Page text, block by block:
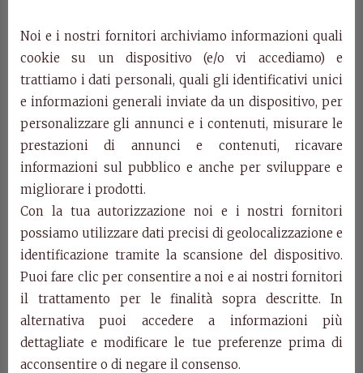
cm. w.289 d. 66 h. 247
Art. 5121/249
Wardrobe 2 sliding doors with mirrors.
cm. w.249 d. 66 h. 247
Art. 5124/160
Shaped double bed with padding.
cm. w.184 d. 210 h. 132/43 network 160×195
Art. 5125/180
Shaped double bed with padding.
cm. w.204 d. 215 h. 132/43 network 180×200
Art. 5126
Bedside table 2 drawers with wooden handle.
cm. w.61 d. 41 h. 60
Noi e i nostri fornitori archiviamo informazioni quali
cookie su un dispositivo (e/o vi accediamo) e
trattiamo i dati personali, quali gli identificativi unici
e informazioni generali inviate da un dispositivo, per
personalizzare gli annunci e i contenuti, misurare le
prestazioni di annunci e contenuti, ricavare
informazioni sul pubblico e anche per sviluppare e
migliorare i prodotti.
Con la tua autorizzazione noi e i nostri fornitori
possiamo utilizzare dati precisi di geolocalizzazione e
identificazione tramite la scansione del dispositivo.
Puoi fare clic per consentire a noi e ai nostri fornitori
il trattamento per le finalità sopra descritte. In
alternativa puoi accedere a informazioni più
dettagliate e modificare le tue preferenze prima di
acconsentire o di negare il consenso.